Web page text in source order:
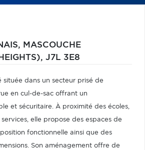
MASCOUCHE
J7L 3E8
dans un secteur prisé de
en cul-de-sac offrant un
et sécuritaire. À proximité des écoles,
elle propose des espaces de
fonctionnelle ainsi que des
Son aménagement offre de